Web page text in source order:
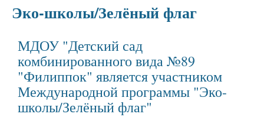
Эко-школы/Зелёный флаг
МДОУ "Детский сад
комбинированного вида №89
"Филиппок" является участником
Международной программы "Эко-
школы/Зелёный флаг"